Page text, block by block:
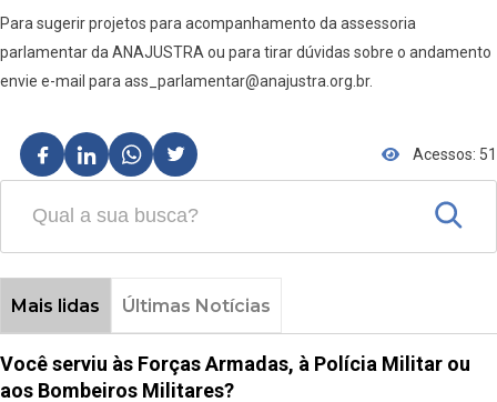
Para sugerir projetos para acompanhamento da assessoria
parlamentar da ANAJUSTRA ou para tirar dúvidas sobre o andamento
envie e-mail para ass_parlamentar@anajustra.org.br.
Acessos: 51
Mais lidas Últimas Notícias
Você serviu às Forças Armadas, à Polícia Militar ou
aos Bombeiros Militares?